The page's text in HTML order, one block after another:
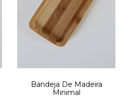
Bandeja De Madeira
Minimal